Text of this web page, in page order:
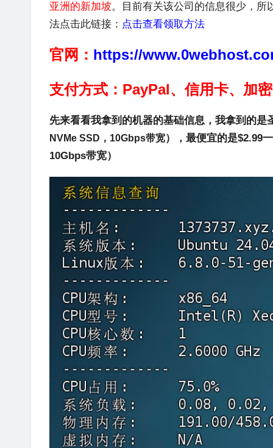
亚洲的新加坡。目前有关该公司的信息很少，所
法点击此链接： 点击查看领取方法
官网： https://
支付方式：PayPal、信用卡、加
先来看看我拿到的机器的基础信息，我拿到的是
NVMe SSD，10Gbps带宽），最便宜的是$2.99
10Gbps带宽）